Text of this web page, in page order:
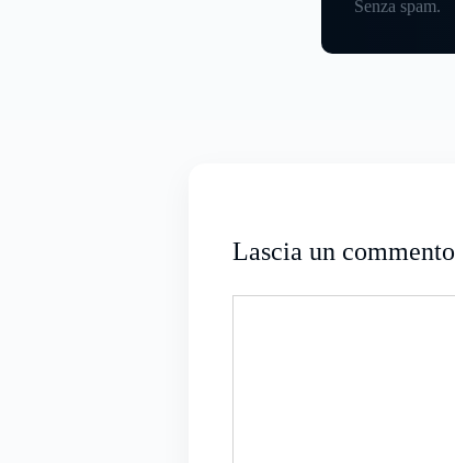
Senza spam.
Lascia un commento